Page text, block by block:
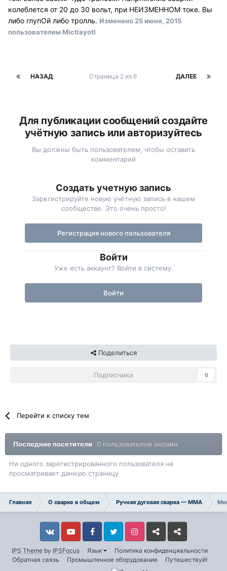
колеблется от 20 до 30 вольт, при НЕИЗМЕННОМ токе. Вы
либо глупОй либо тролль. Изменено 25 июня, 2015
пользователем Mictlayotl
НАЗАД ДАЛЕЕ
Страница 2 из 6
Для публикации сообщений создайте
учётную запись или авторизуйтесь
Вы должны быть пользователем, чтобы оставить
комментарий
Создать учетную запись
Зарегистрируйте новую учётную запись в нашем
сообществе. Это очень просто!
Регистрация нового пользователя
Войти
Уже есть аккаунт? Войти в систему.
Войти
Поделиться
Подписчики 0
Перейти к списку тем
Последние посетители 0 пользователей онлайн
Ни одного зарегистрированного пользователя не
просматривает данную страницу
Главная О сварке в общем Ручная дуговая сварка — ММA
IPS Theme by IPSFocus Язык
Политика конфиденциальности
Обратная связь
Промышленное оборудование Путешествуй!
VkontakteYouTube FacebookTwitter InstagramLivejournalOdnoklassniki